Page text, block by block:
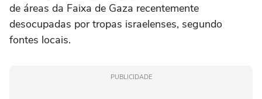
de áreas da Faixa de Gaza recentemente
desocupadas por tropas israelenses, segundo
fontes locais.
PUBLICIDADE